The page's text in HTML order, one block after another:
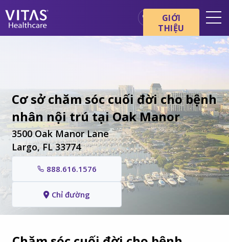
Chuyên gia chăm sóc sức
khỏe
Gia đình và người chăm sóc
GIỚI
THIỆU
Cơ sở chăm sóc cuối đời cho bệnh
nhân nội trú tại Oak Manor
3500 Oak Manor Lane
Largo, FL 33774
888.616.1576
Chỉ đường